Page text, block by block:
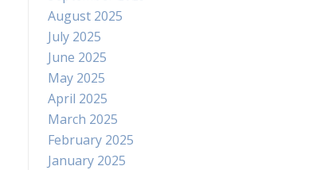
August 2025
July 2025
June 2025
May 2025
April 2025
March 2025
February 2025
January 2025